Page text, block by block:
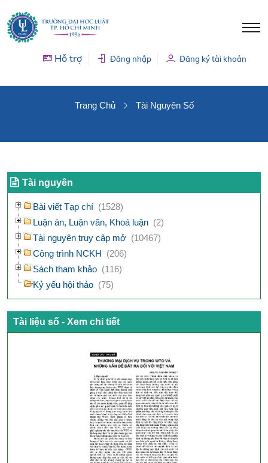
Hỗ trợ Đăng nhập Đăng ký tài khoản
Trang Chủ Tài Nguyên Số
Tài nguyên
Bài viết Tạp chí (1528)
Luận án, Luận văn, Khoá luận (2)
Tài nguyên truy cập mở (10467)
Công trình NCKH (206)
Sách tham khảo (116)
Kỷ yếu hội thảo (75)
Tài liệu số - Xem chi tiết